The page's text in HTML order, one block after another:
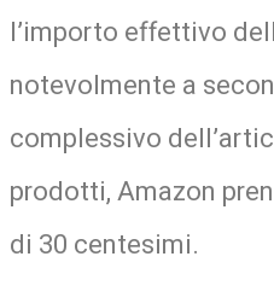
l’importo effettivo
notevolmente a
complessivo
prodotti, Amazon
di 30 centesimi.